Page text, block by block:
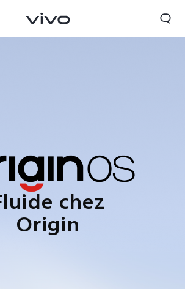
chez
Origin